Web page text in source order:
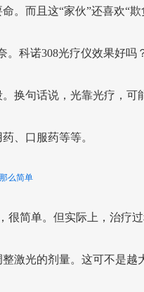
。而且这“家伙”还喜欢“欺
。科诺308光疗仪效果好吗
换句话说，光靠光疗，可
、口服药等等。
么简单
很简单。但实际上，治疗
激光的剂量。这可不是越